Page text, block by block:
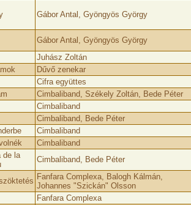
Gábor Antal, Gyöngyös György
Gábor Antal, Gyöngyös György
Juhász Zoltán
Dűvő zenekar
Cifra együttes
Cimbaliband, Székely Zoltán, Bede Péter
Cimbaliband
Cimbaliband, Bede Péter
Cimbaliband
Cimbaliband
de la
Cimbaliband, Bede Péter
Fanfara Complexa, Balogh Kálmán,
Johannes "Szickán" Olsson
Fanfara Complexa